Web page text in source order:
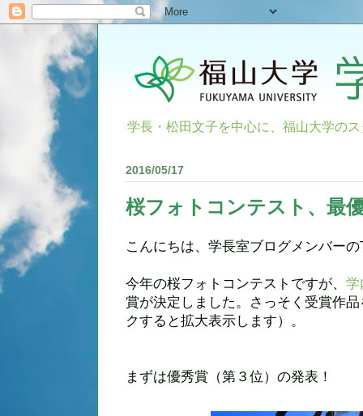
学長・松田文子を中心に、福山大学の
2016/05/17
桜フォトコンテスト、最
こんにちは、学長室ブログメンバーの
今年の桜フォトコンテストですが、 学
賞が決定しました。さっそく受賞作
クすると拡大表示します）。
まずは優秀賞（第３位）の発表！